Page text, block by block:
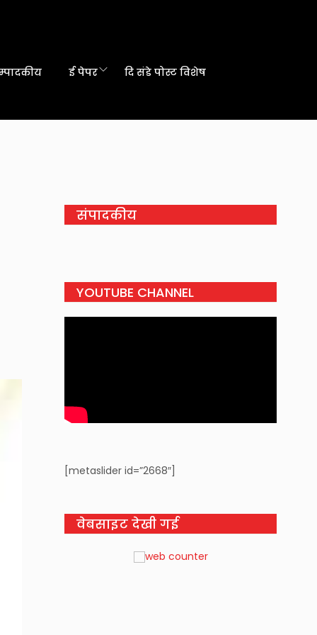
ई पेपर दि संडे पोस्ट विशेष
संपादकीय
YOUTUBE CHANNEL
[metaslider id=”2668″]
वेबसाइट देखी गई